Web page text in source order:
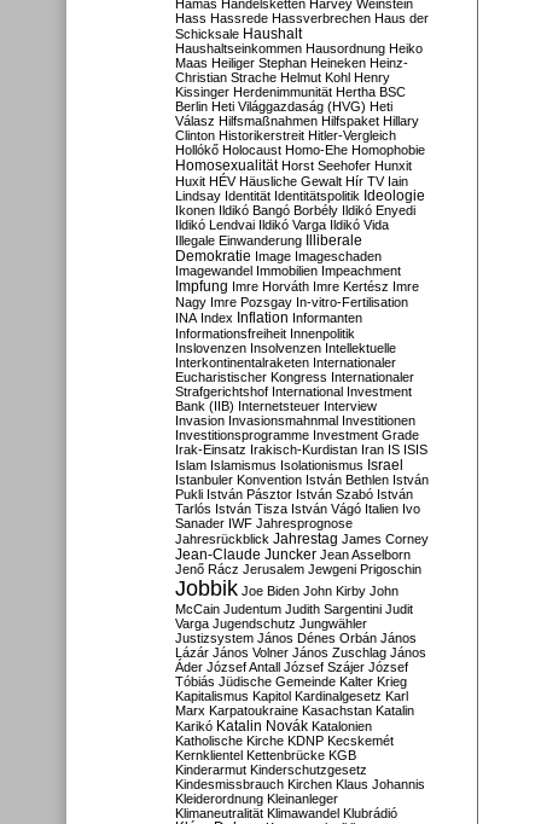
Hamas Handelsketten Harvey Weinstein
Hass Hassrede Hassverbrechen Haus der
Schicksale Haushalt
Haushaltseinkommen Hausordnung Heiko
Maas Heiliger Stephan Heineken Heinz-
Christian Strache Helmut Kohl Henry
Kissinger Herdenimmunität Hertha BSC
Berlin Heti Világgazdaság (HVG) Heti
Válasz Hilfsmaßnahmen Hilfspaket Hillary
Clinton Historikerstreit Hitler-Vergleich
Hollókő Holocaust Homo-Ehe Homophobie
Homosexualität Horst Seehofer Hunxit
Huxit HÉV Häusliche Gewalt Hír TV Iain
Lindsay Identität Identitätspolitik Ideologie
Ikonen Ildikó Bangó Borbély Ildikó Enyedi
Ildikó Lendvai Ildikó Varga Ildikó Vida
Illegale Einwanderung Illiberale
Demokratie Image Imageschaden
Imagewandel Immobilien Impeachment
Impfung Imre Horváth Imre Kertész Imre
Nagy Imre Pozsgay In-vitro-Fertilisation
INA Index Inflation Informanten
Informationsfreiheit Innenpolitik
Inslovenzen Insolvenzen Intellektuelle
Interkontinentalraketen Internationaler
Eucharistischer Kongress Internationaler
Strafgerichtshof International Investment
Bank (IIB) Internetsteuer Interview
Invasion Invasionsmahnmal Investitionen
Investitionsprogramme Investment Grade
Irak-Einsatz Irakisch-Kurdistan Iran IS ISIS
Islam Islamismus Isolationismus Israel
Istanbuler Konvention István Bethlen István
Pukli István Pásztor István Szabó István
Tarlós István Tisza István Vágó Italien Ivo
Sanader IWF Jahresprognose
Jahresrückblick Jahrestag James Corney
Jean-Claude Juncker Jean Asselborn
Jenő Rácz Jerusalem Jewgeni Prigoschin
Jobbik Joe Biden John Kirby John
McCain Judentum Judith Sargentini Judit
Varga Jugendschutz Jungwähler
Justizsystem János Dénes Orbán János
Lázár János Volner János Zuschlag János
Áder József Antall József Szájer József
Tóbiás Jüdische Gemeinde Kalter Krieg
Kapitalismus Kapitol Kardinalgesetz Karl
Marx Karpatoukraine Kasachstan Katalin
Karikó Katalin Novák Katalonien
Katholische Kirche KDNP Kecskemét
Kernklientel Kettenbrücke KGB
Kinderarmut Kinderschutzgesetz
Kindesmissbrauch Kirchen Klaus Johannis
Kleiderordnung Kleinanleger
Klimaneutralität Klimawandel Klubrádió